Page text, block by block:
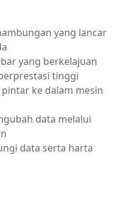
yang lancar
yang berkelajuan
tinggi
ke dalam mesin
data melalui
data serta harta